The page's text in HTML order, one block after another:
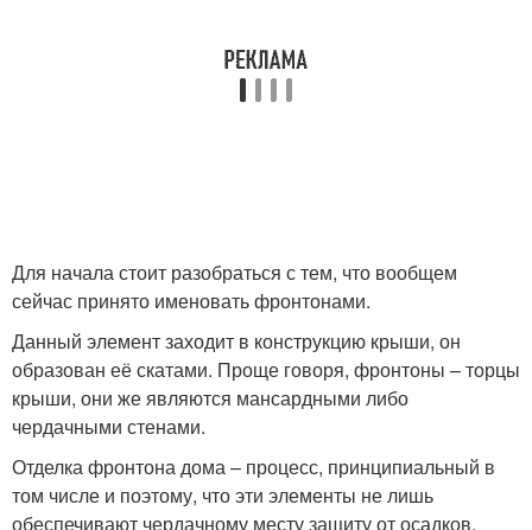
Для начала стоит разобраться с тем, что вообщем
сейчас принято именовать фронтонами.
Данный элемент заходит в конструкцию крыши, он
образован её скатами. Проще говоря, фронтоны – торцы
крыши, они же являются мансардными либо
чердачными стенами.
Отделка фронтона дома – процесс, принципиальный в
том числе и поэтому, что эти элементы не лишь
обеспечивают чердачному месту защиту от осадков,